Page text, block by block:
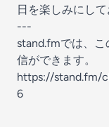
日を楽しみにして
---
stand.fmでは、
信ができます。
https://stand.fm/
6